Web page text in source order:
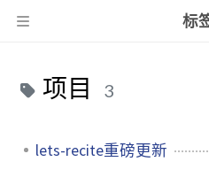
标
项目 3
lets-recite重磅更新